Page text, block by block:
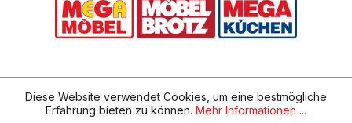
Diese Website verwendet Cookies, um eine bestmögliche
Erfahrung bieten zu können. Mehr Informationen ...